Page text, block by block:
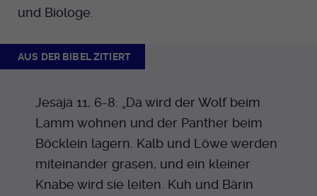
und Biologe.
AUS DER BIBEL ZITIERT
Jesaja 11, 6-8: „Da wird der Wolf beim
Lamm wohnen und der Panther beim
Böcklein lagern. Kalb und Löwe werden
miteinander grasen, und ein kleiner
Knabe wird sie leiten. Kuh und Bärin
Anbieter EKHN
Laufzeit
dieser Cookie am Ende der Sitzung
gelöscht. Ansonsten 1 Monat.
Dient zur Speicherung der Cookie Opt-In
Einstellungen. Eine optionale Nummer
nach dem Namen gibt lediglich eine